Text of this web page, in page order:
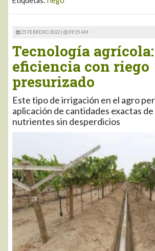
25 FEBRERO 2022 | 09:35 AM
Tecnología agrícola:
eficiencia con riego
presurizado
Este tipo de irrigación en el agro
aplicación de cantidades exactas de
nutrientes sin desperdicios